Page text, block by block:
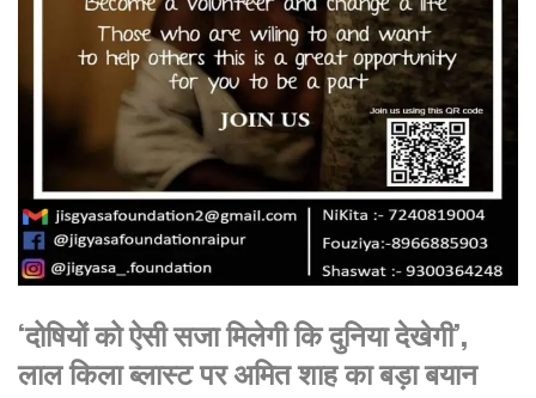
‘दोषियों को ऐसी सजा मिलेगी कि दुनिया देखेगी’,
लाल किला ब्लास्ट पर अमित शाह का बड़ा बयान